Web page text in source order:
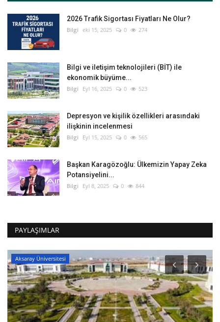
2026 Trafik Sigortası Fiyatları Ne Olur?
Bilgi eki 15, 2025 0 274
Bilgi ve iletişim teknolojileri (BİT) ile
ekonomik büyüme...
Bilgi Eyl 16, 2025 0 523
Depresyon ve kişilik özellikleri arasındaki
ilişkinin incelenmesi
Bilgi Eyl 15, 2025 0 565
Başkan Karagözoğlu: Ülkemizin Yapay Zeka
Potansiyelini...
Bilgi Eyl 8, 2025 0 844
PAYLAŞIMLAR
Aksaray Üniversitesi